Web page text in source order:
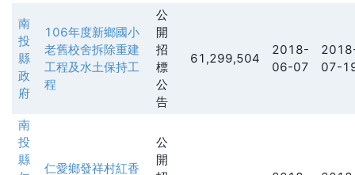
南
投
縣
政
府
106年度新鄉國小
老舊校舍拆除重建
工程及水土保持工
程
公
開
招
標
公
告
61,299,504
2018-
06-07
07-
南
投
縣
仁愛鄉發祥村紅香
公
開